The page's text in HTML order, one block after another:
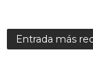
Entrada más